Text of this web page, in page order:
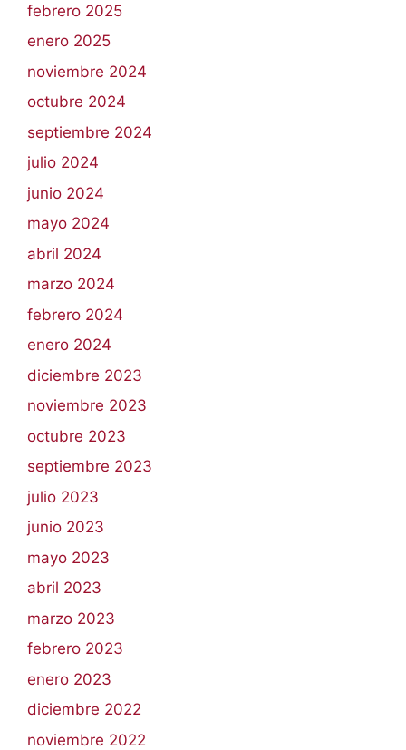
febrero 2025
enero 2025
noviembre 2024
octubre 2024
septiembre 2024
julio 2024
junio 2024
mayo 2024
abril 2024
marzo 2024
febrero 2024
enero 2024
diciembre 2023
noviembre 2023
octubre 2023
septiembre 2023
julio 2023
junio 2023
mayo 2023
abril 2023
marzo 2023
febrero 2023
enero 2023
diciembre 2022
noviembre 2022